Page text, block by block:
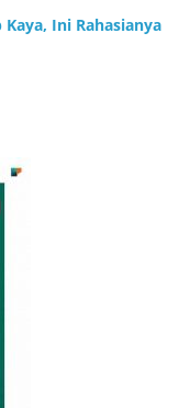
Ini Rahasianya